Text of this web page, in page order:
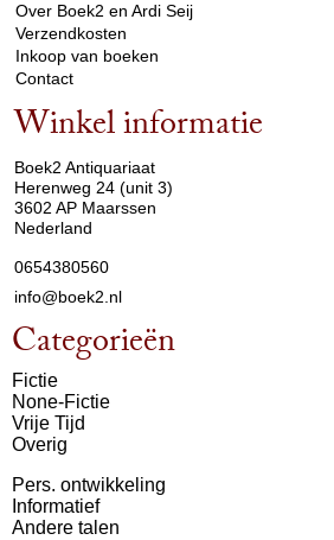
Over Boek2 en Ardi Seij
Verzendkosten
Inkoop van boeken
Contact
Winkel informatie
Boek2 Antiquariaat
Herenweg 24 (unit 3)
3602 AP Maarssen
Nederland
0654380560
info@boek2.nl
Categorieën
Fictie
None-Fictie
Vrije Tijd
Overig
Pers. ontwikkeling
Informatief
Andere talen